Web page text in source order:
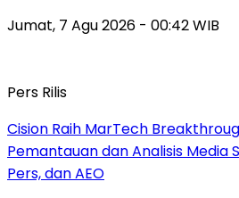
Jumat, 7 Agu 2026 - 00:42 WIB
Pers Rilis
Cision Raih MarTech
Pemantauan dan Analisis Media
Pers, dan AEO